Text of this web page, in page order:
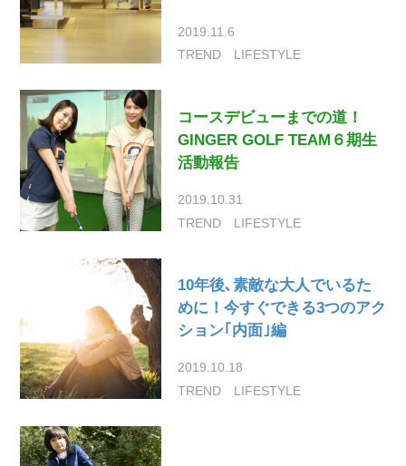
2019.11.6
TREND
LIFESTYLE
コースデビューまでの道！
GINGER GOLF TEAM６期生
活動報告
2019.10.31
TREND
LIFESTYLE
10年後､素敵な大人でいるた
めに！今すぐできる3つのアク
ション｢内面｣編
2019.10.18
TREND
LIFESTYLE